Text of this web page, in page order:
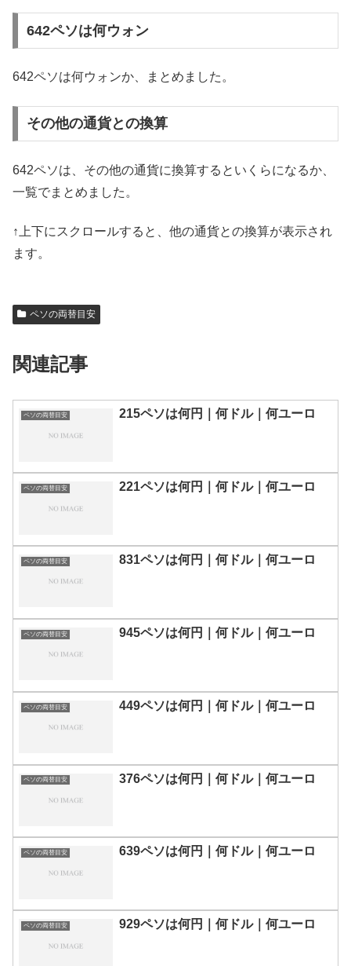
642ペソは何ウォン
642ペソは何ウォンか、まとめました。
その他の通貨との換算
642ペソは、その他の通貨に換算するといくらになるか、
一覧でまとめました。
↑上下にスクロールすると、他の通貨との換算が表示され
ます。
ペソの両替目安
関連記事
ペソの両替目安 215ペソは何円｜何ドル｜何ユーロ
ペソの両替目安 221ペソは何円｜何ドル｜何ユーロ
ペソの両替目安 831ペソは何円｜何ドル｜何ユーロ
ペソの両替目安 945ペソは何円｜何ドル｜何ユーロ
ペソの両替目安 449ペソは何円｜何ドル｜何ユーロ
ペソの両替目安 376ペソは何円｜何ドル｜何ユーロ
ペソの両替目安 639ペソは何円｜何ドル｜何ユーロ
ペソの両替目安 929ペソは何円｜何ドル｜何ユーロ